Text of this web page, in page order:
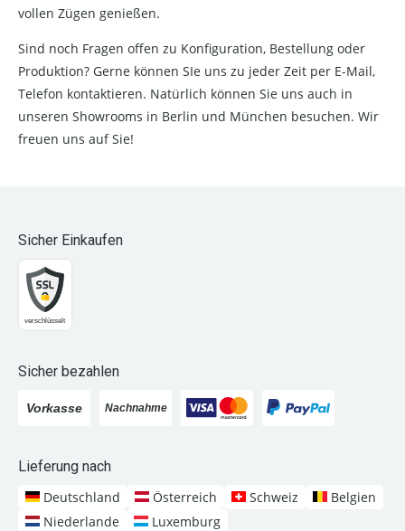
vollen Zügen genießen.
Sind noch Fragen offen zu Konfiguration, Bestellung oder
Produktion? Gerne können SIe uns zu jeder Zeit per E-Mail,
Telefon kontaktieren. Natürlich können Sie uns auch in
unseren Showrooms in Berlin und München besuchen. Wir
freuen uns auf Sie!
Sicher Einkaufen
Sicher bezahlen
Lieferung nach
Deutschland
Österreich Schweiz
Belgien
Niederlande
Luxemburg